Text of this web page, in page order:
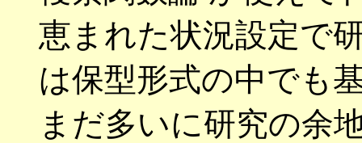
恵まれた状況設定で
は保型形式の中でも
まだ多いに研究の余